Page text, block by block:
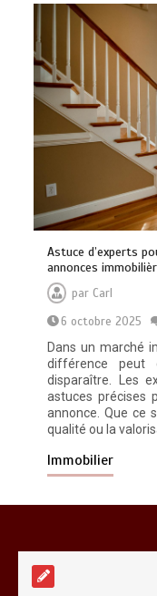
Astuce d’experts
annonces
par Carl
6 octobre 2025
Dans un marché
différence peut
disparaître. Les
astuces précises
annonce. Que ce
qualité ou la
Immobilier